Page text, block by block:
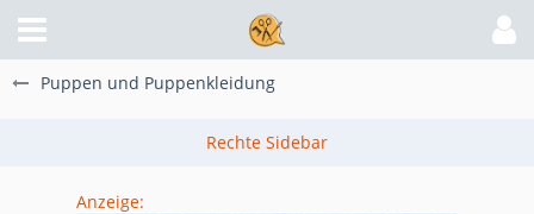
Puppen und Puppenkleidung
Anzeige: